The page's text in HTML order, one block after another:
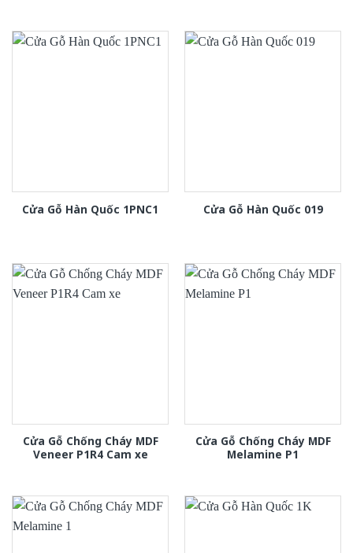
Cửa Gỗ Hàn Quốc 1PNC1 Cửa Gỗ Hàn Quốc 019
Cửa Gỗ Chống Cháy MDF
Veneer P1R4 Cam xe
Cửa Gỗ Chống Cháy MDF
Melamine P1